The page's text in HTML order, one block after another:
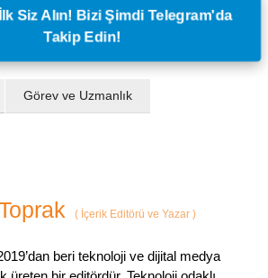
Siz Alın! Bizi Şimdi Telegram'da
Takip Edin!
Görev ve Uzmanlık
(İçerik Editörü ve Yazar )
beri teknoloji ve dijital medya